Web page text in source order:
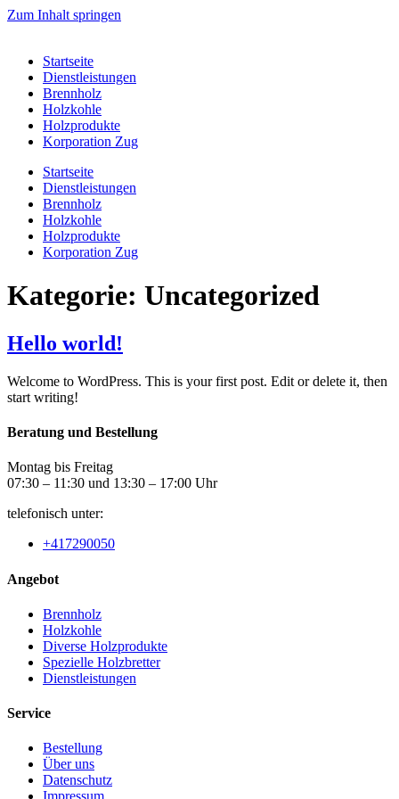
Zum Inhalt springen
Startseite
Dienstleistungen
Brennholz
Holzkohle
Holzprodukte
Korporation Zug
Startseite
Dienstleistungen
Brennholz
Holzkohle
Holzprodukte
Korporation Zug
Kategorie: Uncategorized
Hello world!
Welcome to WordPress. This is your first post. Edit or delete it, then
start writing!
Beratung und Bestellung
Montag bis Freitag
07:30 – 11:30 und 13:30 – 17:00 Uhr
telefonisch unter:
+417290050
Angebot
Brennholz
Holzkohle
Diverse Holzprodukte
Spezielle Holzbretter
Dienstleistungen
Service
Bestellung
Über uns
Datenschutz